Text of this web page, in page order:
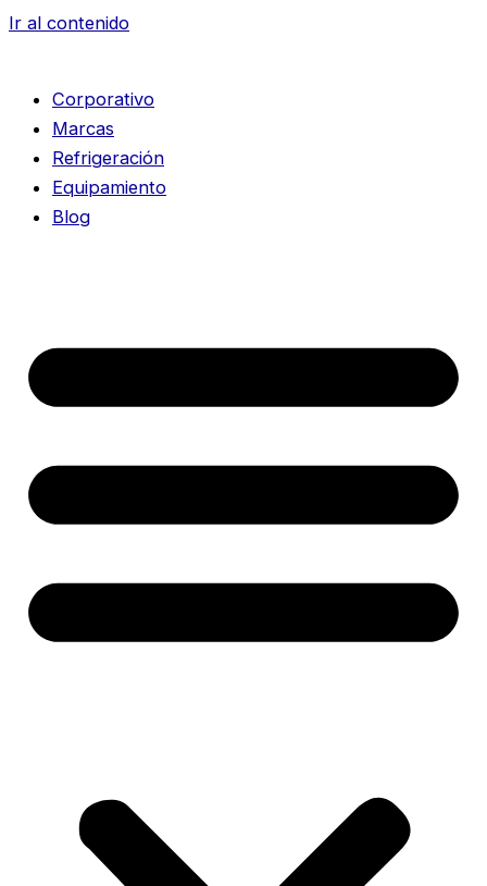
Ir al contenido
Corporativo
Marcas
Refrigeración
Equipamiento
Blog